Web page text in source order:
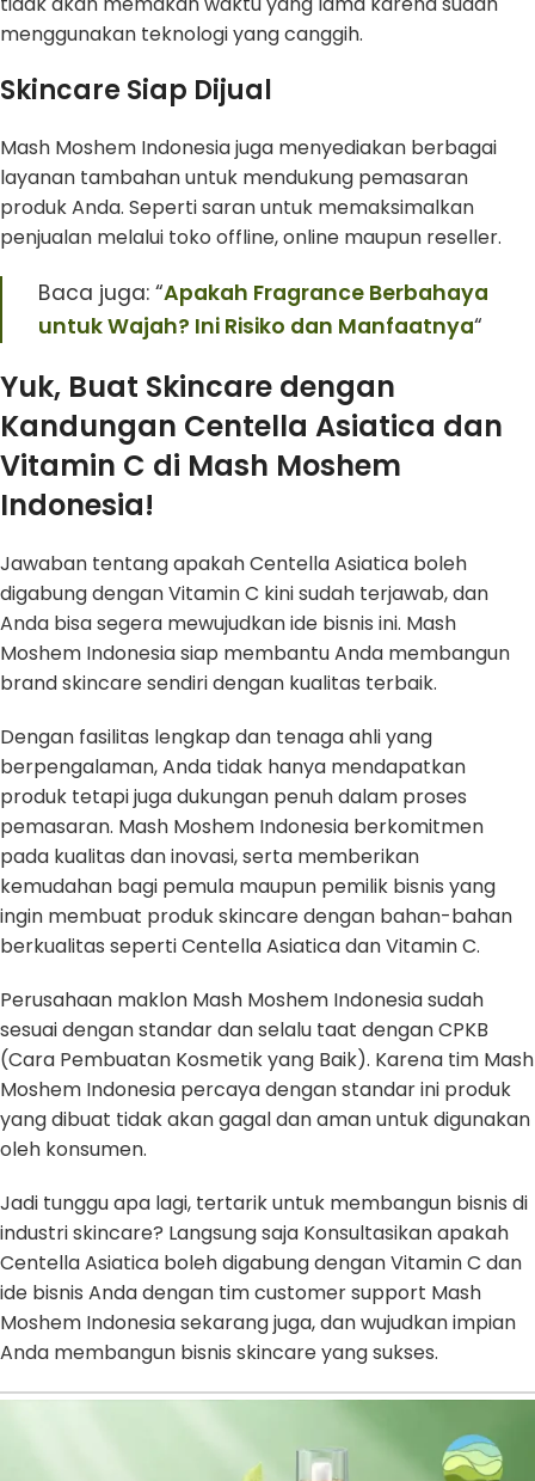
menggunakan teknologi yang canggih.
Skincare Siap Dijual
Mash Moshem Indonesia juga menyediakan berbagai
layanan tambahan untuk mendukung pemasaran
produk Anda. Seperti saran untuk memaksimalkan
penjualan melalui toko offline, online maupun reseller.
Baca juga: “Apakah Fragrance Berbahaya
untuk Wajah? Ini Risiko dan Manfaatnya“
Yuk, Buat Skincare dengan
Kandungan Centella Asiatica dan
Vitamin C di Mash Moshem
Indonesia!
Jawaban tentang apakah Centella Asiatica boleh
digabung dengan Vitamin C kini sudah terjawab, dan
Anda bisa segera mewujudkan ide bisnis ini. Mash
Moshem Indonesia siap membantu Anda membangun
brand skincare sendiri dengan kualitas terbaik.
Dengan fasilitas lengkap dan tenaga ahli yang
berpengalaman, Anda tidak hanya mendapatkan
produk tetapi juga dukungan penuh dalam proses
pemasaran. Mash Moshem Indonesia berkomitmen
pada kualitas dan inovasi, serta memberikan
kemudahan bagi pemula maupun pemilik bisnis yang
ingin membuat produk skincare dengan bahan-bahan
berkualitas seperti Centella Asiatica dan Vitamin C.
Perusahaan maklon Mash Moshem Indonesia sudah
sesuai dengan standar dan selalu taat dengan CPKB
(Cara Pembuatan Kosmetik yang Baik). Karena tim Mash
Moshem Indonesia percaya dengan standar ini produk
yang dibuat tidak akan gagal dan aman untuk digunakan
oleh konsumen.
Jadi tunggu apa lagi, tertarik untuk membangun bisnis di
industri skincare? Langsung saja Konsultasikan apakah
Centella Asiatica boleh digabung dengan Vitamin C dan
ide bisnis Anda dengan tim customer support Mash
Moshem Indonesia sekarang juga, dan wujudkan impian
Anda membangun bisnis skincare yang sukses.